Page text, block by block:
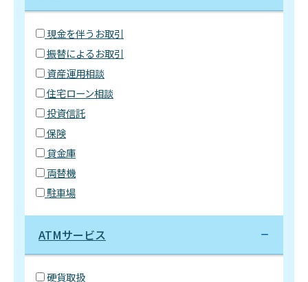
現金を伴うお取引
振替によるお取引
資産運用相談
住宅ローン相談
投資信託
保険
貸金庫
両替機
駐車場
ATMサービス
硬貨取扱